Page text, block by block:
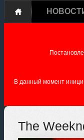
В данный момент
The